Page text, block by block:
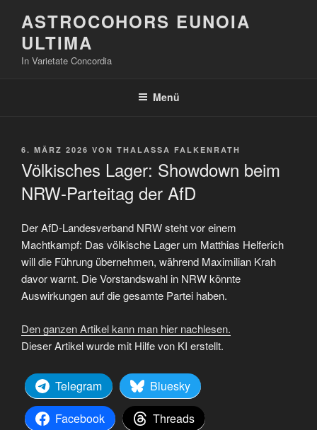
Inhalt
springen
ASTROCOHORS EUNOIA
ULTIMA
In Varietate Concordia
Menü
VERÖFFENTLICHT
6. MÄRZ 2026 VON THALASSA FALKENRATH
Völkisches Lager: Showdown beim
NRW-Parteitag der AfD
Der AfD-Landesverband NRW steht vor einem
Machtkampf: Das völkische Lager um Matthias Helferich
will die Führung übernehmen, während Maximilian Krah
davor warnt. Die Vorstandswahl in NRW könnte
Auswirkungen auf die gesamte Partei haben.
Den ganzen Artikel kann man hier nachlesen.
Dieser Artikel wurde mit Hilfe von KI erstellt.
Telegram
Bluesky
Facebook
Threads